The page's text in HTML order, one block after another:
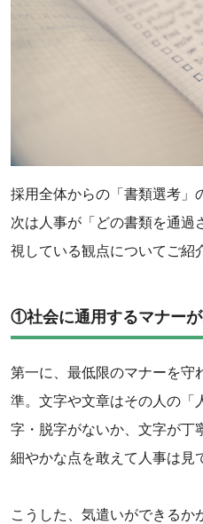
採用全体からの「書類選考」
次は人事が「どの書類を通過
視している観点についてご紹
①社会に通用するマナー
第一に、最低限のマナーを守
準。文字や文章はその人の「
字・脱字がないか、文字が丁
細やかな点を敢えて人事は見
こうした、気遣いができるか